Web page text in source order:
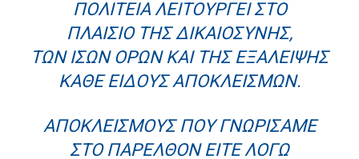
ΠΟΛΙΤΕΊΑ ΛΕΙΤΟΥΡΓΕΊ ΣΤΟ
ΠΛΑΊΣΙΟ ΤΗΣ ΔΙΚΑΙΟΣΎΝΗΣ,
ΤΩΝ ΊΣΩΝ ΌΡΩΝ ΚΑΙ ΤΗΣ ΕΞΆΛΕΙΨΗΣ
ΚΆΘΕ ΕΊΔΟΥΣ ΑΠΟΚΛΕΙΣΜΏΝ.
ΑΠΟΚΛΕΙΣΜΟΎΣ ΠΟΥ ΓΝΩΡΊΣΑΜΕ
ΣΤΟ ΠΑΡΕΛΘΌΝ ΕΊΤΕ ΛΌΓΩ